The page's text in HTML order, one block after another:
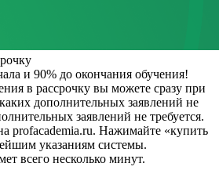
и 90% до окончания обучения!
в рассрочку вы можете сразу при
дополнительных заявлений не
заявлений не требуется.
profacademia.ru. Нажимайте «купить
указаниям системы.
всего несколько минут.